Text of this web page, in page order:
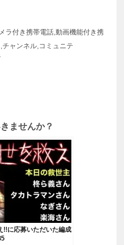
ラ付き携帯電話,動画機能付き携
ャンネル,コミュニテ
ませんか？
!!に応募いただいた編成